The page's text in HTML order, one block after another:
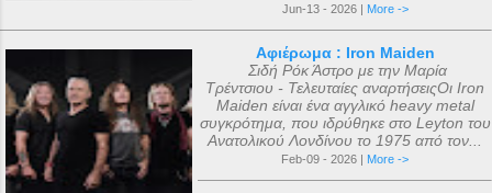
Jun-13 - 2026 | More ->
Αφιέρωμα : Iron Maiden
Σιδή Ρόκ Άστρο με την Μαρία
Τρέντσιου - Τελευταίες αναρτήσειςΟι Iron
Maiden είναι ένα αγγλικό heavy metal
συγκρότημα, που ιδρύθηκε στο Leyton του
Ανατολικού Λονδίνου το 1975 από τον...
Feb-09 - 2026 | More ->